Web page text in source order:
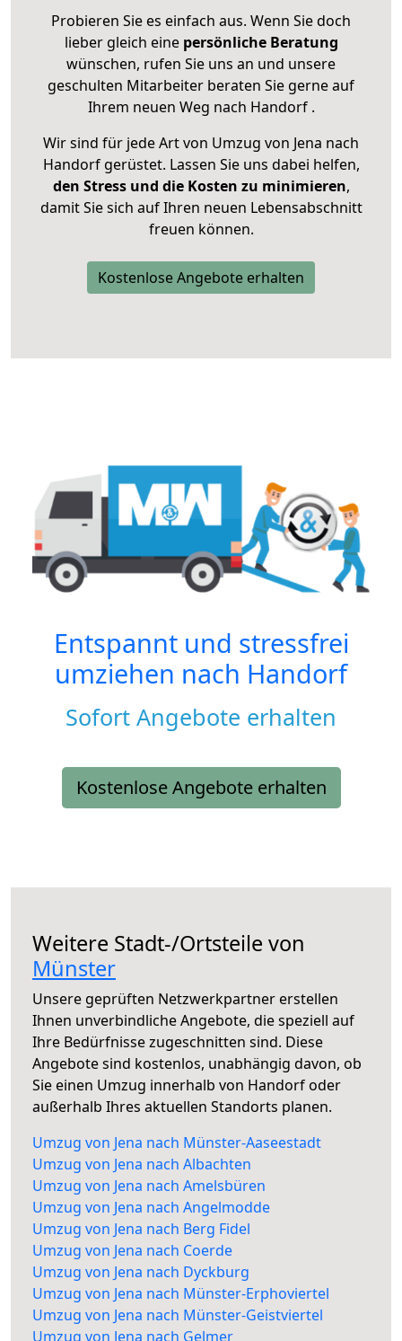
Probieren Sie es einfach aus. Wenn Sie doch
lieber gleich eine persönliche Beratung
wünschen, rufen Sie uns an und unsere
geschulten Mitarbeiter beraten Sie gerne auf
Ihrem neuen Weg nach Handorf .
Wir sind für jede Art von Umzug von Jena nach
Handorf gerüstet. Lassen Sie uns dabei helfen,
den Stress und die Kosten zu minimieren,
damit Sie sich auf Ihren neuen Lebensabschnitt
freuen können.
Kostenlose Angebote erhalten
Entspannt und stressfrei
umziehen nach Handorf
Sofort Angebote erhalten
Kostenlose Angebote erhalten
Weitere Stadt-/Ortsteile von
Münster
Unsere geprüften Netzwerkpartner erstellen
Ihnen unverbindliche Angebote, die speziell auf
Ihre Bedürfnisse zugeschnitten sind. Diese
Angebote sind kostenlos, unabhängig davon, ob
Sie einen Umzug innerhalb von Handorf oder
außerhalb Ihres aktuellen Standorts planen.
Umzug von Jena nach Münster-Aaseestadt
Umzug von Jena nach Albachten
Umzug von Jena nach Amelsbüren
Umzug von Jena nach Angelmodde
Umzug von Jena nach Berg Fidel
Umzug von Jena nach Coerde
Umzug von Jena nach Dyckburg
Umzug von Jena nach Münster-Erphoviertel
Umzug von Jena nach Münster-Geistviertel
Umzug von Jena nach Gelmer